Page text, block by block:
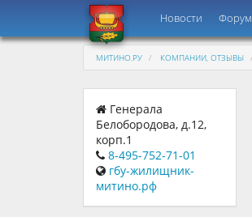
Новости Форум
МИТИНО.РУ КОМПАНИИ, ОТЗЫВЫ
Генерала
Белобородова, д.12,
корп.1
8-495-752-71-01
гбу-жилищник-
митино.рф